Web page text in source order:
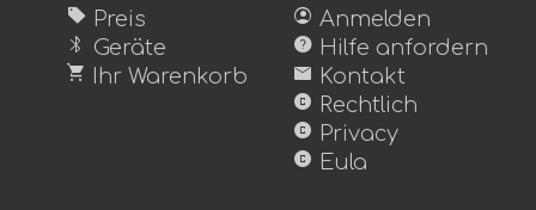
sell Preis
bluetooth Geräte
shopping_cart Ihr Warenkorb
account_circle Anmelden
help Hilfe anfordern
mail Kontakt
copyright Rechtlich
copyright Privacy
copyright Eula